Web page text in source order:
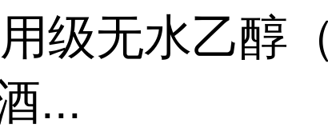
级无水乙醇
...